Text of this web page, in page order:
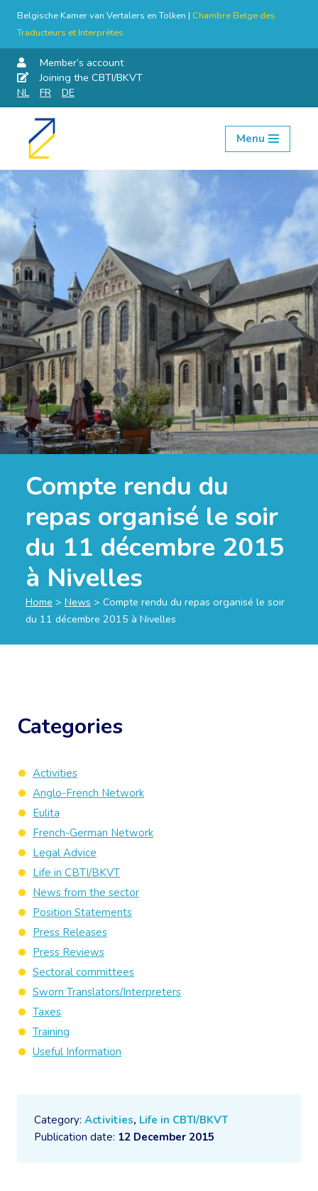
Belgische Kamer van Vertalers en Tolken | Chambre Belge des
Traducteurs et Interprètes
Member’s account
Joining the CBTI/BKVT
NL
FR DE
Skip
content
Menu
Compte rendu du
repas organisé le soir
du 11 décembre 2015
à Nivelles
Home > News > Compte rendu du repas organisé le soir
du 11 décembre 2015 à Nivelles
Category: Activities, Life in CBTI/BKVT
Publication date: 12 December 2015
Categories
Activities
Anglo-French Network
Eulita
French-German Network
Legal Advice
Life in CBTI/BKVT
News from the sector
Position Statements
Press Releases
Press Reviews
Sectoral committees
Sworn Translators/Interpreters
Taxes
Training
Useful Information